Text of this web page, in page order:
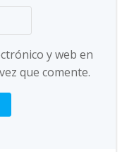
y web en
que comente.